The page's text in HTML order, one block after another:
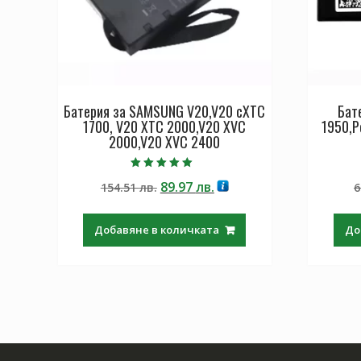
Батерия за SAMSUNG V20,V20 cXTC
1700, V20 XTC 2000,V20 XVC
2000,V20 XVC 2400
5.00
от 5
154.51лв. Original
154.51 лв..
89.97лв.Текущата
89.97 лв..
Добавяне в количката